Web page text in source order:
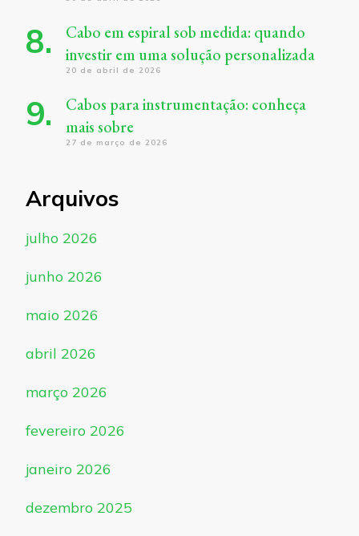
Cabo em espiral sob medida: quando
investir em uma solução personalizada
20 de abril de 2026
Cabos para instrumentação: conheça
mais sobre
27 de março de 2026
Arquivos
julho 2026
junho 2026
maio 2026
abril 2026
março 2026
fevereiro 2026
janeiro 2026
dezembro 2025